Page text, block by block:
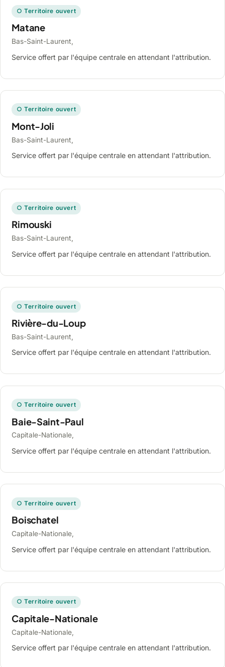
○ Territoire ouvert
Matane
Bas-Saint-Laurent,
Service offert par l'équipe centrale en attendant l'attribution.
○ Territoire ouvert
Mont-Joli
Bas-Saint-Laurent,
Service offert par l'équipe centrale en attendant l'attribution.
○ Territoire ouvert
Rimouski
Bas-Saint-Laurent,
Service offert par l'équipe centrale en attendant l'attribution.
○ Territoire ouvert
Rivière-du-Loup
Bas-Saint-Laurent,
Service offert par l'équipe centrale en attendant l'attribution.
○ Territoire ouvert
Baie-Saint-Paul
Capitale-Nationale,
Service offert par l'équipe centrale en attendant l'attribution.
○ Territoire ouvert
Boischatel
Capitale-Nationale,
Service offert par l'équipe centrale en attendant l'attribution.
○ Territoire ouvert
Capitale-Nationale
Capitale-Nationale,
Service offert par l'équipe centrale en attendant l'attribution.